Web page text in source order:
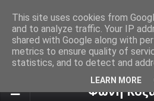
Φωνή
This site uses cookies from
and to analyze traffic. Your IP
shared with Google along with
metrics to ensure quality of
statistics, and to detect and
LEARN MORE